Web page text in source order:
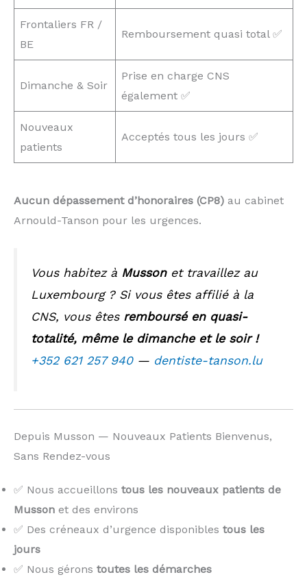
Frontaliers FR /
BE
Remboursement quasi total ✅
Dimanche & Soir
Prise en charge CNS
également ✅
Nouveaux
patients
Acceptés tous les jours ✅
Aucun dépassement d’honoraires (CP8) au cabinet
Arnould-Tanson pour les urgences.
Vous habitez à Mussonet travaillez au
Luxembourg ? Si vous êtes affilié à la
CNS, vous êtes remboursé en quasi-
totalité, même le dimanche et le soir !
+352 621 257 940— dentiste-tanson.lu
Depuis Musson — Nouveaux Patients Bienvenus,
Sans Rendez-vous
✅ Nous accueillons tous les nouveaux patients de
Musson et des environs
✅ Des créneaux d’urgence disponibles tous les
jours
✅ Nous gérons toutes les démarches